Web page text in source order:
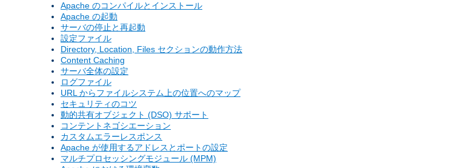
Apache のコンパイルとインストール
Apache の起動
サーバの停止と再起動
設定ファイル
Directory, Location, Files セクションの動作方法
Content Caching
サーバ全体の設定
ログファイル
URL からファイルシステム上の位置へのマップ
セキュリティのコツ
動的共有オブジェクト (DSO) サポート
コンテントネゴシエーション
カスタムエラーレスポンス
Apache が使用するアドレスとポートの設定
マルチプロセッシングモジュール (MPM)